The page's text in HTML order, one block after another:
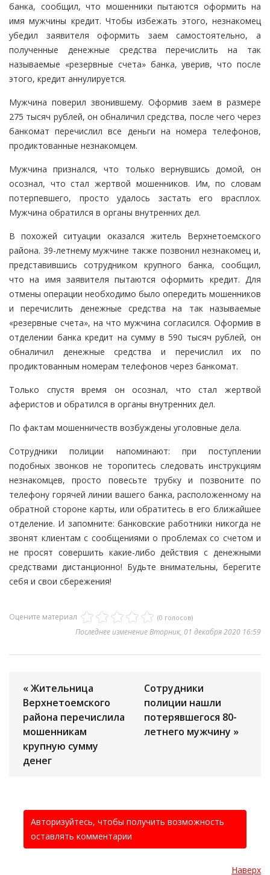
банка, сообщил, что мошенники пытаются оформить на
имя мужчины кредит. Чтобы избежать этого, незнакомец
убедил заявителя оформить заем самостоятельно, а
полученные денежные средства перечислить на так
называемые «резервные счета» банка, уверив, что после
этого, кредит аннулируется.
Мужчина поверил звонившему. Оформив заем в размере
275 тысяч рублей, он обналичил средства, после чего через
банкомат перечислил все деньги на номера телефонов,
продиктованные незнакомцем.
Мужчина признался, что только вернувшись домой, он
осознал, что стал жертвой мошенников. Им, по словам
потерпевшего, просто удалось застать его врасплох.
Мужчина обратился в органы внутренних дел.
В похожей ситуации оказался житель Верхнетоемского
района. 39-летнему мужчине также позвонил незнакомец и,
представившись сотрудником крупного банка, сообщил,
что на имя заявителя пытаются оформить кредит. Для
отмены операции необходимо было опередить мошенников
и перечислить денежные средства на так называемые
«резервные счета», на что мужчина согласился. Оформив в
отделении банка кредит на сумму в 590 тысяч рублей, он
обналичил денежные средства и перечислил их по
продиктованным номерам телефонов через банкомат.
Только спустя время он осознал, что стал жертвой
аферистов и обратился в органы внутренних дел.
По фактам мошенничеств возбуждены уголовные дела.
Сотрудники полиции напоминают: при поступлении
подобных звонков не торопитесь следовать инструкциям
незнакомцев, просто повесьте трубку и позвоните по
телефону горячей линии вашего банка, расположенному на
обратной стороне карты, или обратитесь в его ближайшее
отделение. И запомните: банковские работники никогда не
звонят клиентам с сообщениями о проблемах со счетом и
не просят совершить какие-либо действия с денежными
средствами дистанционно! Будьте внимательны, берегите
себя и свои сбережения!
Оцените материал (0 голосов)
Последнее изменение Вторник, 01 декабря 2020 16:59
« Жительница
Верхнетоемского
района перечислила
мошенникам
крупную сумму
денег
Сотрудники
полиции нашли
потерявшегося 80-
летнего мужчину »
Авторизуйтесь, чтобы получить возможность
оставлять комментарии
Наверх